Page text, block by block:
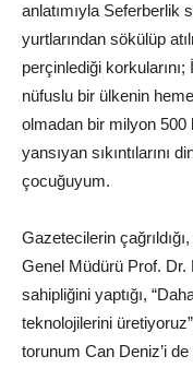
anlatımıyla Seferberlik
yurtlarından sökülüp
perçinlediği
nüfuslu bir ülkenin
olmadan bir milyon 500
yansıyan sıkıntılarını
çocuğuyum.
Gazetecilerin
Genel Müdürü Prof. Dr.
sahipliğini yaptığı,
teknolojilerini
torunum Can Deniz’i